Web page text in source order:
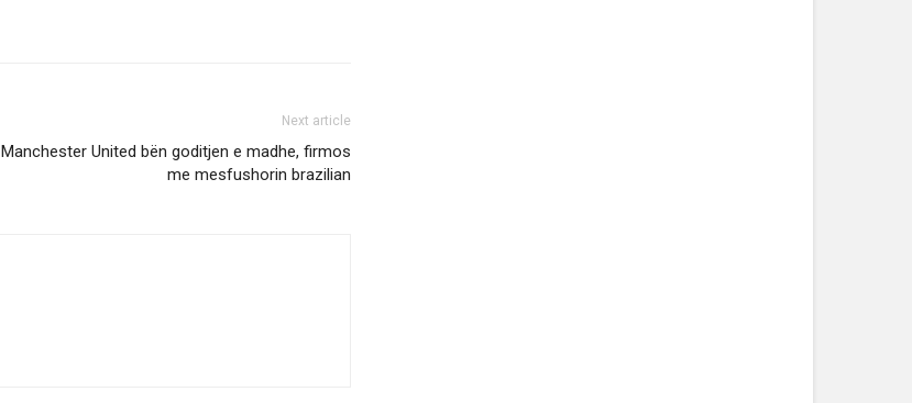
Next article
Manchester United bën goditjen e madhe, firmos
me mesfushorin brazilian